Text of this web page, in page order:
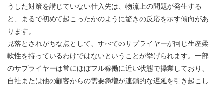
うした対策を講じていない仕入先は、物流上の問題が発生する
と、まるで初めて起こったかのように驚きの反応を示す傾向があ
ります。
見落とされがちな点として、すべてのサプライヤーが同じ生産柔
軟性を持っているわけではないということが挙げられます。一部
のサプライヤーは常にほぼフル稼働に近い状態で操業しており、
自社または他の顧客からの需要急増が連鎖的な遅延を引き起こし